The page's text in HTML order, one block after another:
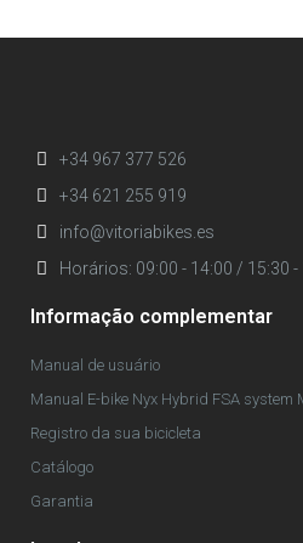
+34 967 377 526
+34 621 255 919
info@vitoriabikes.es
Horários: 09:00 - 14:00 / 15:30
Informação complementar
Manual de usuário
Manual E-bike Nyx Hybrid FSA system
Registro da sua bicicleta
Catálogo
Garantia